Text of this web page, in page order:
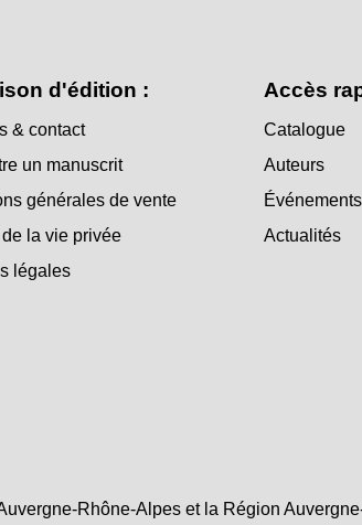
d'édition :
& contact
un manuscrit
générales de vente
la vie privée
légales
Accès
Catalogue
Auteurs
Événements
Actualités
Rhône-Alpes et la Région